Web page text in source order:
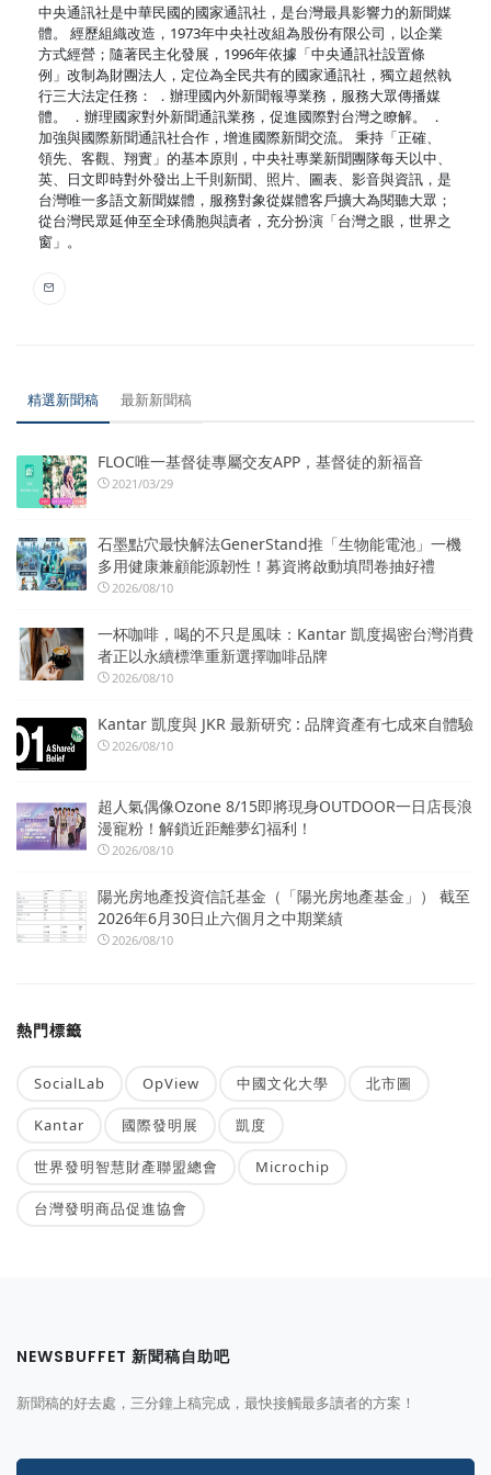
中央通訊社是中華民國的國家通訊社，是台灣最具影響力的新聞媒
體。 經歷組織改造，1973年中央社改組為股份有限公司，以企業
方式經營；隨著民主化發展，1996年依據「中央通訊社設置條
例」改制為財團法人，定位為全民共有的國家通訊社，獨立超然執
行三大法定任務： ．辦理國內外新聞報導業務，服務大眾傳播媒
體。 ．辦理國家對外新聞通訊業務，促進國際對台灣之瞭解。 ．
加強與國際新聞通訊社合作，增進國際新聞交流。 秉持「正確、
領先、客觀、翔實」的基本原則，中央社專業新聞團隊每天以中、
英、日文即時對外發出上千則新聞、照片、圖表、影音與資訊，是
台灣唯一多語文新聞媒體，服務對象從媒體客戶擴大為閱聽大眾；
從台灣民眾延伸至全球僑胞與讀者，充分扮演「台灣之眼，世界之
窗」。
精選新聞稿 最新新聞稿
FLOC唯一基督徒專屬交友APP，基督徒的新福音
2021/03/29
石墨點穴最快解法GenerStand推「生物能電池」一機
多用健康兼顧能源韌性！募資將啟動填問卷抽好禮
2026/08/10
一杯咖啡，喝的不只是風味：Kantar 凱度揭密台灣消費
者正以永續標準重新選擇咖啡品牌
2026/08/10
Kantar 凱度與 JKR 最新研究 : 品牌資產有七成來自體驗
2026/08/10
超人氣偶像Ozone 8/15即將現身OUTDOOR一日店長浪
漫寵粉！解鎖近距離夢幻福利！
2026/08/10
陽光房地產投資信託基金（「陽光房地產基金」） 截至
2026年6月30日止六個月之中期業績
2026/08/10
熱門標籤
SocialLab OpView 中國文化大學 北市圖
Kantar 國際發明展 凱度
世界發明智慧財產聯盟總會 Microchip
台灣發明商品促進協會
NEWSBUFFET 新聞稿自助吧
新聞稿的好去處，三分鐘上稿完成，最快接觸最多讀者的方案！